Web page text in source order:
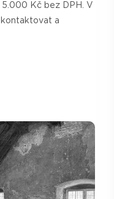
5.000 Kč bez DPH. V
kontaktovat a